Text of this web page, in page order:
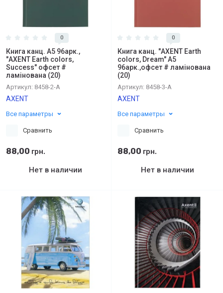
0
Книга канц. А5 96арк.,
"AXENT Earth colors,
Success" офсет #
ламінована (20)
Артикул: 8458-2-A
AXENT
Все параметры
Сравнить
88,00 грн.
Нет в наличии
0
Книга канц. "AXENT Earth
colors, Dream" А5
96арк.,офсет # ламінована
(20)
Артикул: 8458-3-A
AXENT
Все параметры
Сравнить
88,00 грн.
Нет в наличии